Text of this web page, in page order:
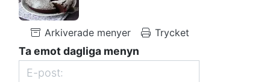
Arkiverade menyer Trycket
Ta emot dagliga menyn